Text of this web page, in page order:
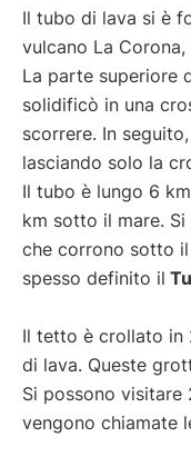
Il tubo di lava si è
vulcano La
La parte superiore
solidificò in una
scorrere. In
lasciando solo la
Il tubo è lungo 6
km sotto il mare.
che corrono sotto
spesso definito il
Il tetto è crollato in
di lava. Queste
Si possono visitare
vengono chiamate